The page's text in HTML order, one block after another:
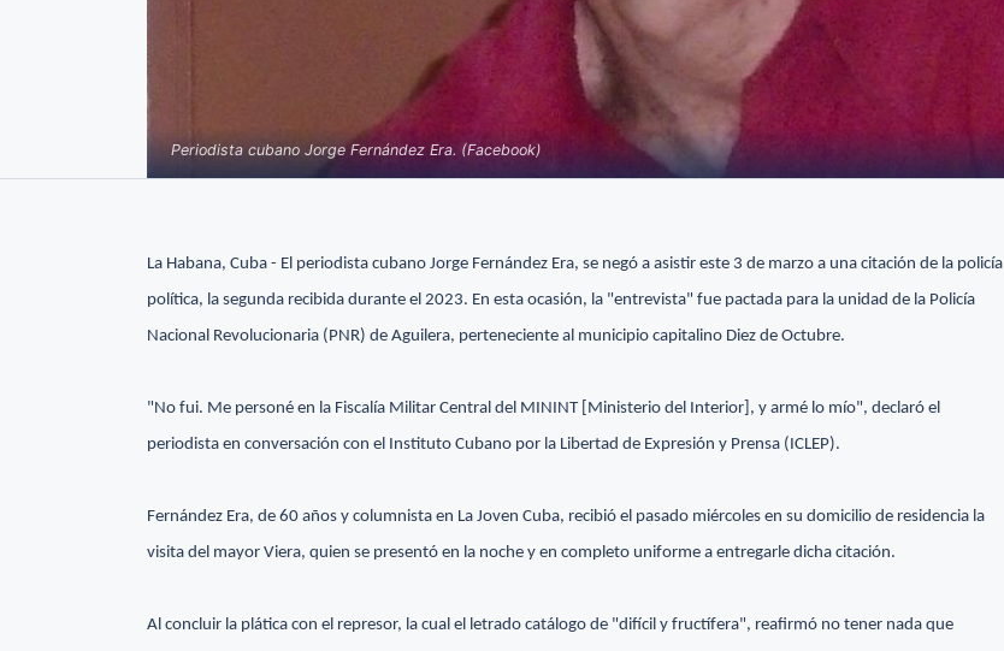
Periodista cubano Jorge Fernández Era. (Facebook)
La Habana, Cuba - El periodista cubano Jorge Fernández Era, se negó a asistir este 3 de marzo a una citación de la policía
política, la segunda recibida durante el 2023. En esta ocasión, la "entrevista" fue pactada para la unidad de la Policía
Nacional Revolucionaria (PNR) de Aguilera, perteneciente al municipio capitalino Diez de Octubre.
"No fui. Me personé en la Fiscalía Militar Central del MININT [Ministerio del Interior], y armé lo mío", declaró el
periodista en conversación con el Instituto Cubano por la Libertad de Expresión y Prensa (ICLEP).
Fernández Era, de 60 años y columnista en La Joven Cuba, recibió el pasado miércoles en su domicilio de residencia la
visita del mayor Viera, quien se presentó en la noche y en completo uniforme a entregarle dicha citación.
Al concluir la plática con el represor, la cual el letrado catálogo de "difícil y fructífera", reafirmó no tener nada que